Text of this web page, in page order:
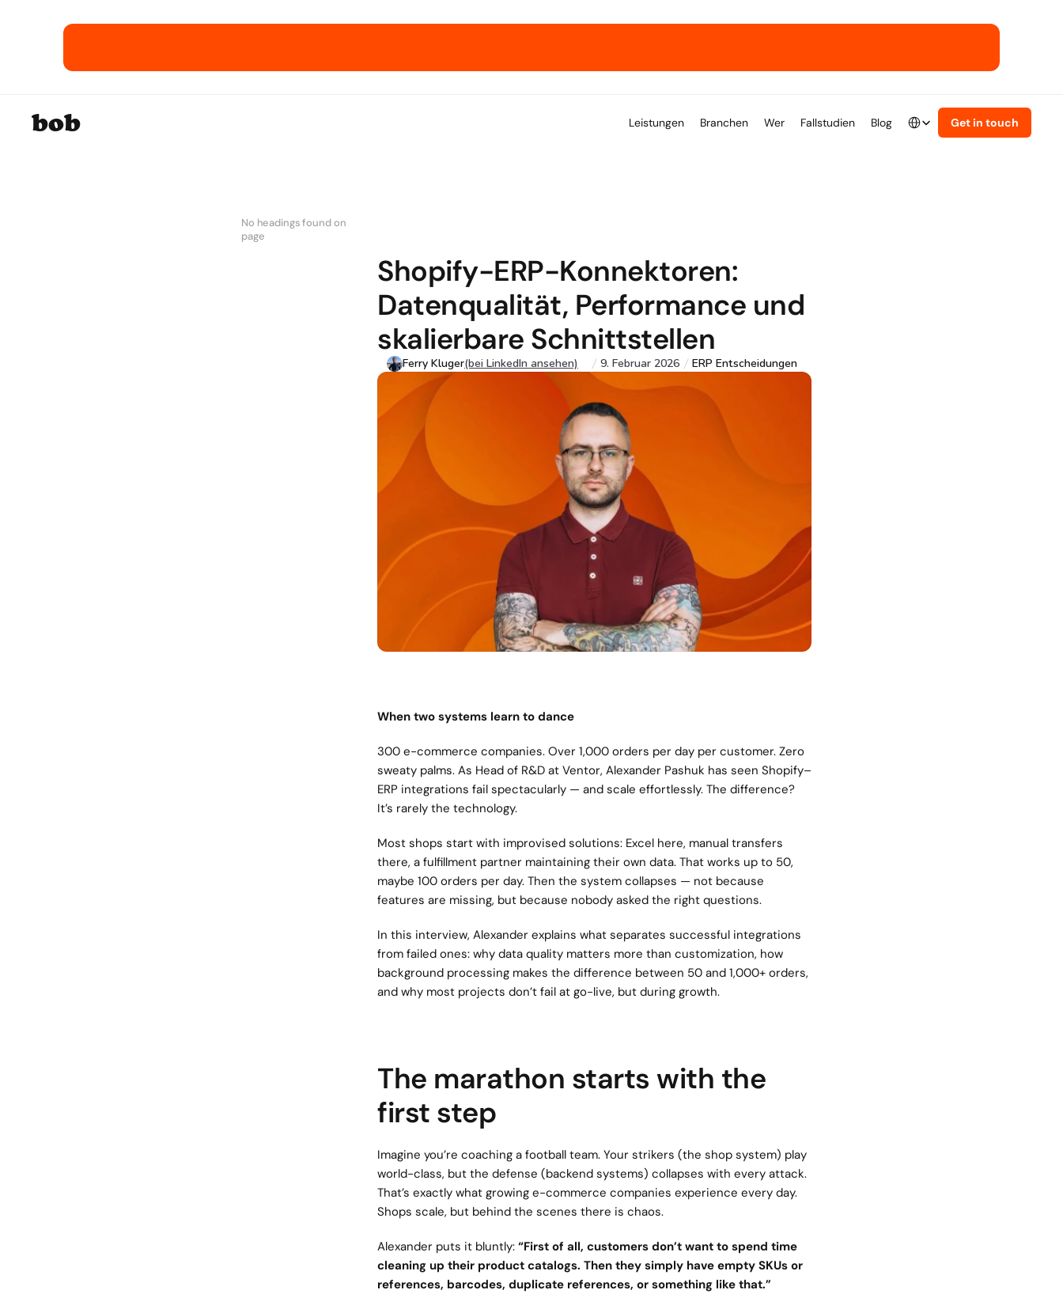
bob Leistungen Branchen Wer Fallstudien Blog
Select Language
GermanGet in touch
No headings found on
page
Shopify-ERP-Konnektoren:
Datenqualität, Performance und
skalierbare Schnittstellen
Ferry Kluger(bei LinkedIn ansehen) 9. Februar 2026 ERP Entscheidungen
When two systems learn to dance
300 e-commerce companies. Over 1,000 orders per day per customer. Zero
sweaty palms. As Head of R&D at Ventor, Alexander Pashuk has seen Shopify–
ERP integrations fail spectacularly — and scale effortlessly. The difference?
It’s rarely the technology.
Most shops start with improvised solutions: Excel here, manual transfers
there, a fulfillment partner maintaining their own data. That works up to 50,
maybe 100 orders per day. Then the system collapses — not because
features are missing, but because nobody asked the right questions.
In this interview, Alexander explains what separates successful integrations
from failed ones: why data quality matters more than customization, how
background processing makes the difference between 50 and 1,000+ orders,
and why most projects don’t fail at go-live, but during growth.
The marathon starts with the
first step
Imagine you’re coaching a football team. Your strikers (the shop system) play
world-class, but the defense (backend systems) collapses with every attack.
That’s exactly what growing e-commerce companies experience every day.
Shops scale, but behind the scenes there is chaos.
Alexander puts it bluntly: “First of all, customers don’t want to spend time
cleaning up their product catalogs. Then they simply have empty SKUs or
references, barcodes, duplicate references, or something like that.”